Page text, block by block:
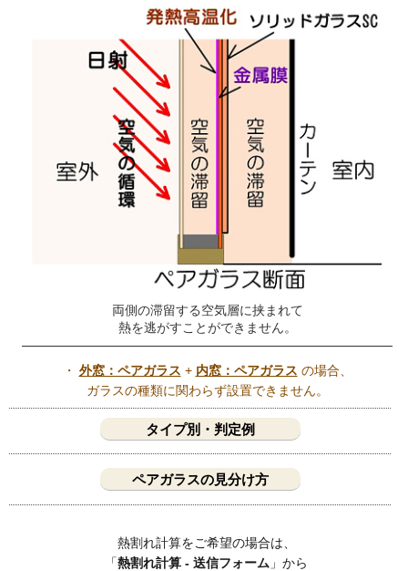
両側の滞留する空気層に挟まれて
熱を逃がすことができません。
・ 外窓：ペアガラス + 内窓：ペアガラス の場合、
ガラスの種類に関わらず設置できません。
タイプ別・判定例
ペアガラスの見分け方
熱割れ計算をご希望の場合は、
「熱割れ計算 - 送信フォーム 」から